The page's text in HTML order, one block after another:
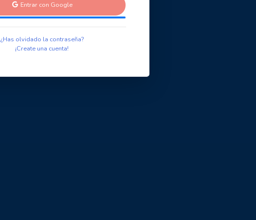
Entrar con Google
¿Has olvidado la contraseña?
¡Create una cuenta!